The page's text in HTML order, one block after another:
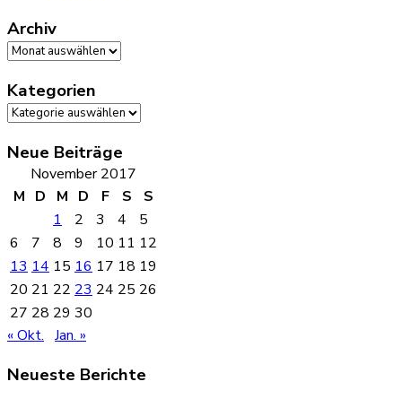
Archiv
Archiv
Kategorien
Kategorien
Neue Beiträge
November 2017
M D M D F S
S
1
2 3 4
5
6
7 8 9 10 11 12
13 14 15 16 17 18 19
20 21 22 23 24 25 26
27 28 29 30
« Okt. Jan. »
Neueste Berichte